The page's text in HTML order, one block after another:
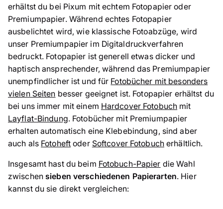
erhältst du bei Pixum mit echtem Fotopapier oder
Premiumpapier. Während echtes Fotopapier
ausbelichtet wird, wie klassische Fotoabzüge, wird
unser Premiumpapier im Digitaldruckverfahren
bedruckt. Fotopapier ist generell etwas dicker und
haptisch ansprechender, während das Premiumpapier
unempfindlicher ist und für Fotobücher mit besonders
vielen Seiten besser geeignet ist. Fotopapier erhältst du
bei uns immer mit einem Hardcover Fotobuch mit
Layflat-Bindung. Fotobücher mit Premiumpapier
erhalten automatisch eine Klebebindung, sind aber
auch als Fotoheft oder Softcover Fotobucherhältlich.
Insgesamt hast du beim Fotobuch-Papier die Wahl
zwischensieben verschiedenen Papierarten. Hier
kannst du sie direkt vergleichen: